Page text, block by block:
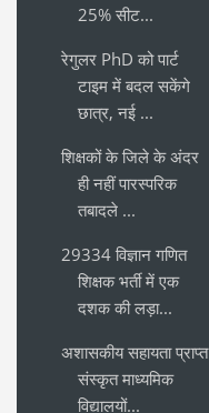
25% सीट...
रेगुलर PhD को पार्ट
टाइम में बदल सकेंगे
छात्र, नई ...
शिक्षकों के जिले के अंदर
ही नहीं पारस्परिक
तबादले ...
29334 विज्ञान गणित
शिक्षक भर्ती में एक
दशक की लड़ा...
अशासकीय सहायता प्राप्त
संस्कृत माध्यमिक
विद्यालयों...